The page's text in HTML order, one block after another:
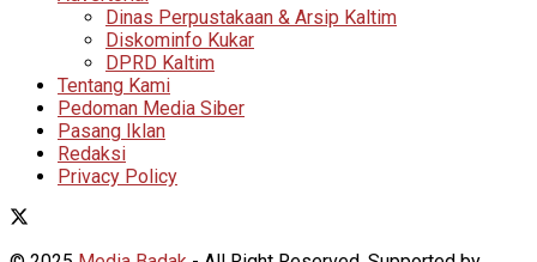
Dinas Perpustakaan & Arsip Kaltim
Diskominfo Kukar
DPRD Kaltim
Tentang Kami
Pedoman Media Siber
Pasang Iklan
Redaksi
Privacy Policy